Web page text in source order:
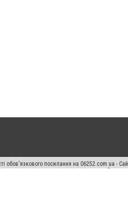
посилання на 06252.com.ua -
виняткових прав переслідується